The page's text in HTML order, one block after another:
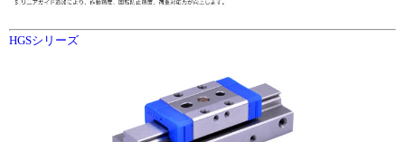
HGSシリーズ